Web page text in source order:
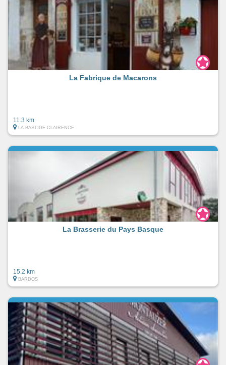
La Fabrique de Macarons
11.3 km
LA BASTIDE-CLAIRENCE
La Brasserie du Pays Basque
15.2 km
BARDOS